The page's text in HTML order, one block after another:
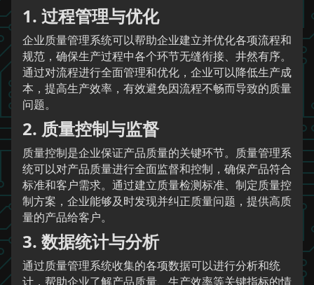
1. 过程管理与优化
企业质量管理系统可以帮助企业建立并优化各项流程和
规范，确保生产过程中各个环节无缝衔接、井然有序。
通过对流程进行全面管理和优化，企业可以降低生产成
本，提高生产效率，有效避免因流程不畅而导致的质量
问题。
2. 质量控制与监督
质量控制是企业保证产品质量的关键环节。质量管理系
统可以对产品质量进行全面监督和控制，确保产品符合
标准和客户需求。通过建立质量检测标准、制定质量控
制方案，企业能够及时发现并纠正质量问题，提供高质
量的产品给客户。
3. 数据统计与分析
通过质量管理系统收集的各项数据可以进行分析和统
计，帮助企业了解产品质量、生产效率等关键指标的情